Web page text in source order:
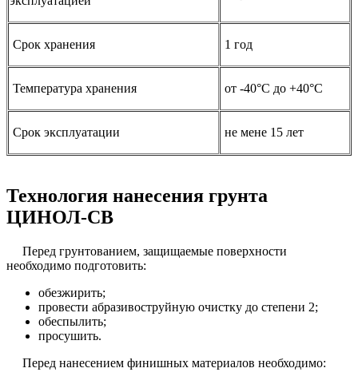
Срок хранения 1 год
Температура хранения от -40°С до +40°С
Срок эксплуатации не мене 15 лет
Технология нанесения грунта
ЦИНОЛ-СВ
Перед грунтованием, защищаемые поверхности
необходимо подготовить:
обезжирить;
провести абразивоструйную очистку до степени 2;
обеспылить;
просушить.
Перед нанесением финишных материалов необходимо: